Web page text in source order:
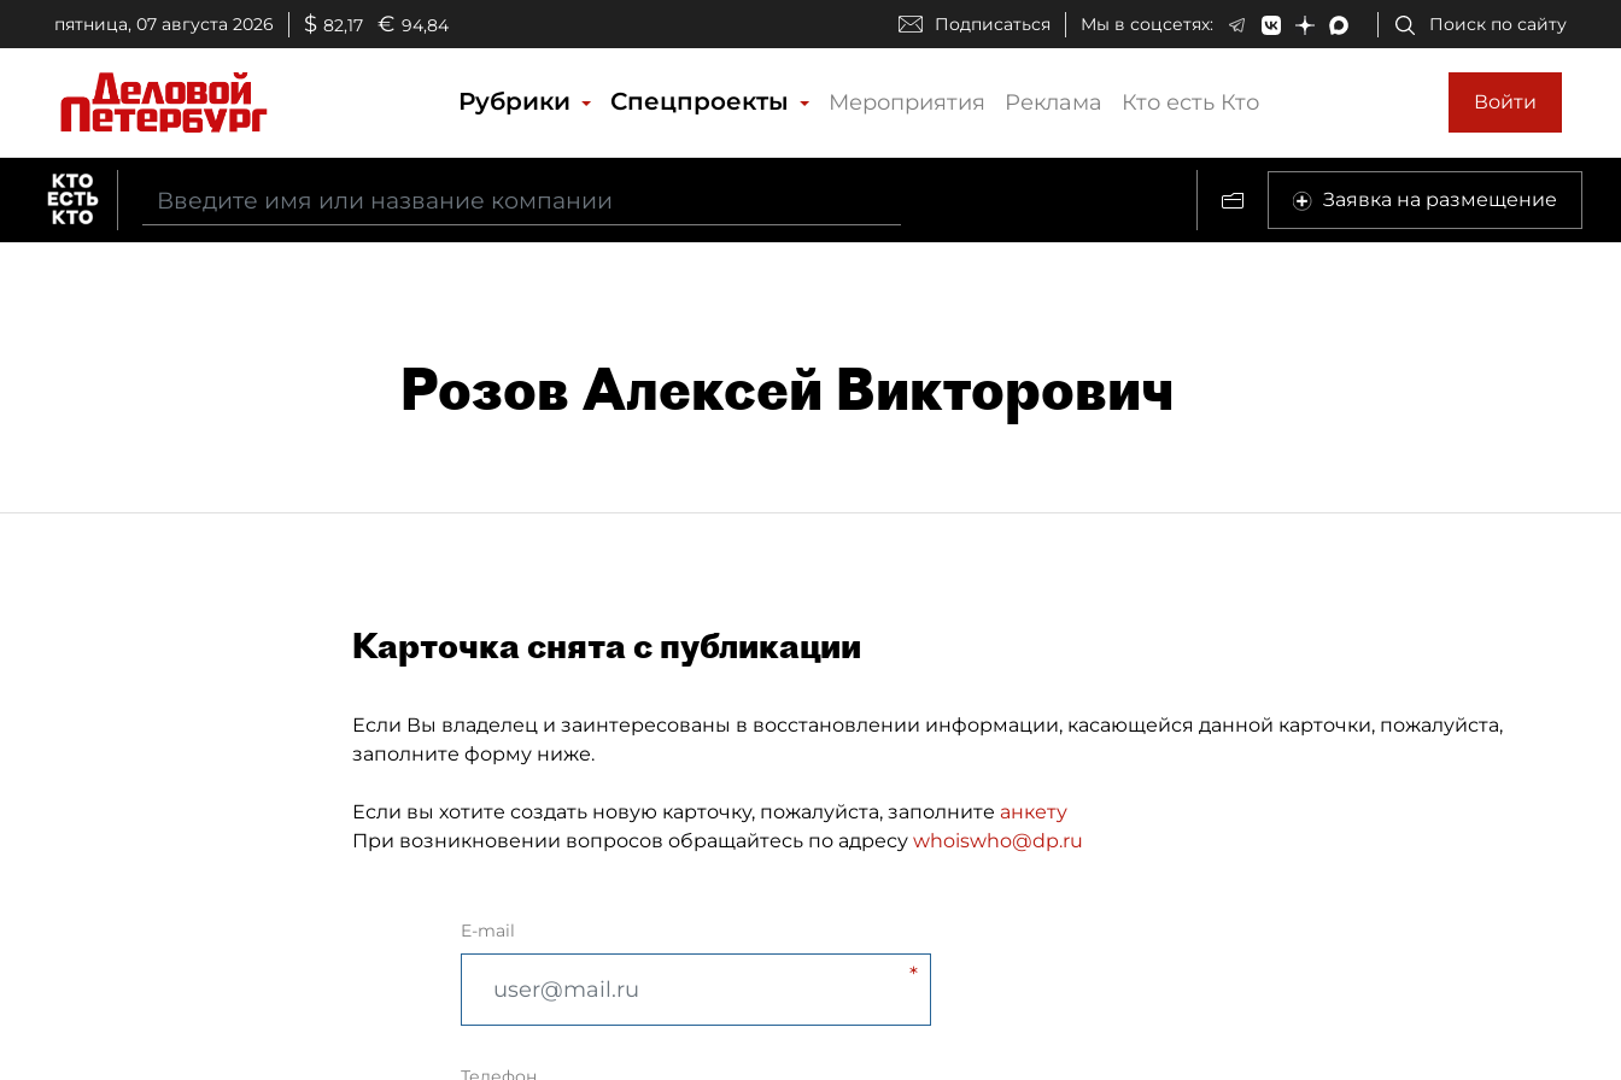
пятница, 07 августа 2026 $ 82,17 € 94,84 Подписаться Мы в соцсетях: Поиск по сайту
Рубрики Спецпроекты Мероприятия Реклама Кто есть Кто Войти
Заявка на размещение
Розов Алексей Викторович
Карточка снята с публикации
Если Вы владелец и заинтересованы в восстановлении информации, касающейся данной карточки, пожалуйста,
заполните форму ниже.
Если вы хотите создать новую карточку, пожалуйста, заполните анкету
При возникновении вопросов обращайтесь по адресу whoiswho@dp.ru
E-mail